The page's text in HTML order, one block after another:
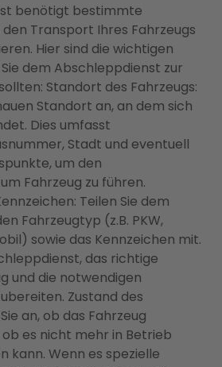
benötigt bestimmte
Transport Ihres Fahrzeugs
Hier sind die wichtigen
dem Abschleppdienst zur
Standort des Fahrzeugs:
Standort an, an dem sich
Dies umfasst
Stadt und eventuell
um den
Fahrzeug zu führen.
Teilen Sie dem
Fahrzeugtyp (z.B. PKW,
sowie das Kennzeichen mit.
das richtige
und die notwendigen
Zustand des
an, ob das Fahrzeug
es nicht mehr in Betrieb
kann. Wenn es spezielle